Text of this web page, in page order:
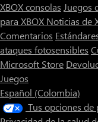
XBOX consolas Juegos
para XBOX Noticias de
Comentarios
ataques fotosensibles
Microsoft Store
Juegos
Español (Colombia)
Tus opciones de